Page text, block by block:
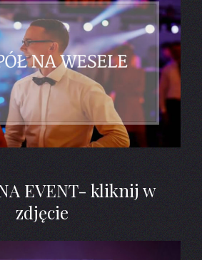
EVENT- kliknij w
zdjęcie